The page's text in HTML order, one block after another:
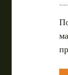
Лучшие маршруты